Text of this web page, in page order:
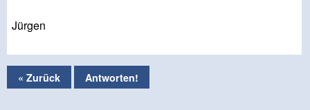
Jürgen
« Zurück Antworten!